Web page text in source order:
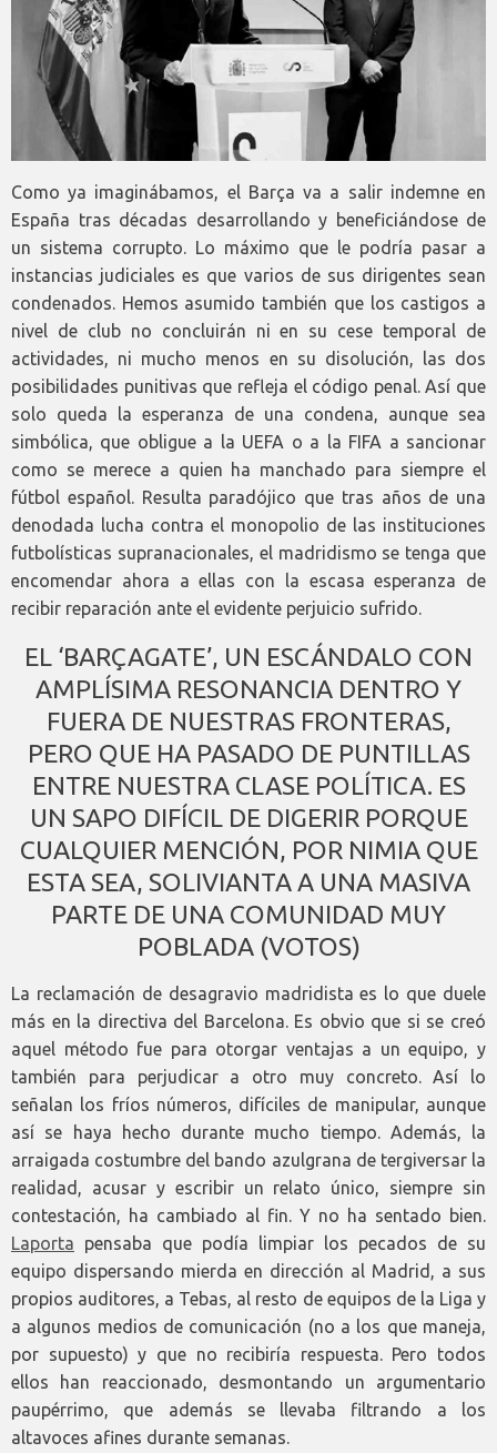
Como ya imaginábamos, el Barça va a salir indemne en
España tras décadas desarrollando y beneficiándose de
un sistema corrupto. Lo máximo que le podría pasar a
instancias judiciales es que varios de sus dirigentes sean
condenados. Hemos asumido también que los castigos a
nivel de club no concluirán ni en su cese temporal de
actividades, ni mucho menos en su disolución, las dos
posibilidades punitivas que refleja el código penal. Así que
solo queda la esperanza de una condena, aunque sea
simbólica, que obligue a la UEFA o a la FIFA a sancionar
como se merece a quien ha manchado para siempre el
fútbol español. Resulta paradójico que tras años de una
denodada lucha contra el monopolio de las instituciones
futbolísticas supranacionales, el madridismo se tenga que
encomendar ahora a ellas con la escasa esperanza de
recibir reparación ante el evidente perjuicio sufrido.
EL ‘BARÇAGATE’, UN ESCÁNDALO CON
AMPLÍSIMA RESONANCIA DENTRO Y
FUERA DE NUESTRAS FRONTERAS,
PERO QUE HA PASADO DE PUNTILLAS
ENTRE NUESTRA CLASE POLÍTICA. ES
UN SAPO DIFÍCIL DE DIGERIR PORQUE
CUALQUIER MENCIÓN, POR NIMIA QUE
ESTA SEA, SOLIVIANTA A UNA MASIVA
PARTE DE UNA COMUNIDAD MUY
POBLADA (VOTOS)
La reclamación de desagravio madridista es lo que duele
más en la directiva del Barcelona. Es obvio que si se creó
aquel método fue para otorgar ventajas a un equipo, y
también para perjudicar a otro muy concreto. Así lo
señalan los fríos números, difíciles de manipular, aunque
así se haya hecho durante mucho tiempo. Además, la
arraigada costumbre del bando azulgrana de tergiversar la
realidad, acusar y escribir un relato único, siempre sin
contestación, ha cambiado al fin. Y no ha sentado bien.
Laporta pensaba que podía limpiar los pecados de su
equipo dispersando mierda en dirección al Madrid, a sus
propios auditores, a Tebas, al resto de equipos de la Liga y
a algunos medios de comunicación (no a los que maneja,
por supuesto) y que no recibiría respuesta. Pero todos
ellos han reaccionado, desmontando un argumentario
paupérrimo, que además se llevaba filtrando a los
altavoces afines durante semanas.